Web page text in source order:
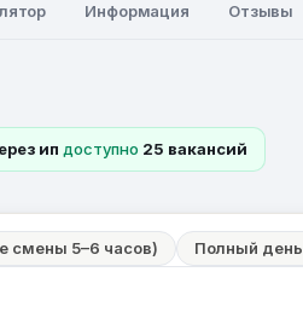
Информация Отзывы
ип доступно 25 вакансий
смены 5–6 часов) Полный день